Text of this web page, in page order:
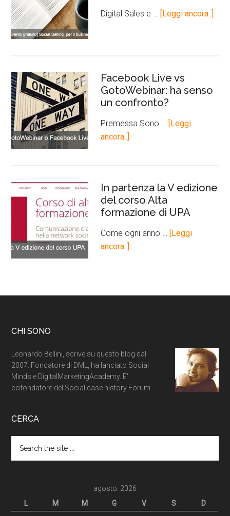
Digital Sales e … [Leggi ancora..]
Facebook Live vs
GotoWebinar: ha senso
un confronto?
Premessa Sono …
[Leggi
ancora..]
In partenza la V edizione
del corso Alta
formazione di UPA
Come ogni anno …
[Leggi
ancora..]
CHI SONO
Leonardo Bellini, scrive su questo blog dal
2007. Fondatore di DML, ha lanciato Social
Minds e DigitalMarketingAcademy. E'
cofondatore del Social case history Forum.
CERCA
agosto: 2026
L
M M G V S D